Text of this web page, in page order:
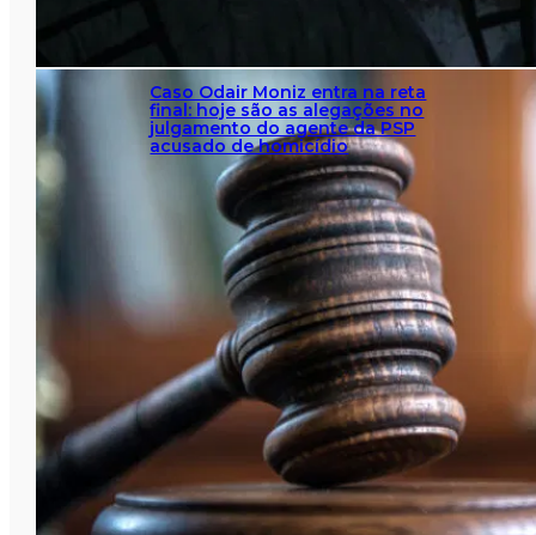
Caso Odair Moniz entra na reta
final: hoje são as alegações no
julgamento do agente da PSP
acusado de homicídio